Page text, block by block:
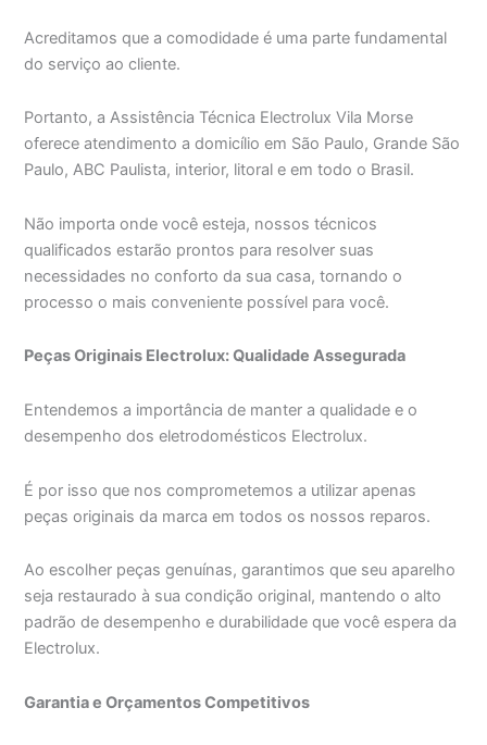
Acreditamos que a comodidade é uma parte fundamental
do serviço ao cliente.
Portanto, a Assistência Técnica Electrolux Vila Morse
oferece atendimento a domicílio em São Paulo, Grande São
Paulo, ABC Paulista, interior, litoral e em todo o Brasil.
Não importa onde você esteja, nossos técnicos
qualificados estarão prontos para resolver suas
necessidades no conforto da sua casa, tornando o
processo o mais conveniente possível para você.
Peças Originais Electrolux: Qualidade Assegurada
Entendemos a importância de manter a qualidade e o
desempenho dos eletrodomésticos Electrolux.
É por isso que nos comprometemos a utilizar apenas
peças originais da marca em todos os nossos reparos.
Ao escolher peças genuínas, garantimos que seu aparelho
seja restaurado à sua condição original, mantendo o alto
padrão de desempenho e durabilidade que você espera da
Electrolux.
Garantia e Orçamentos Competitivos